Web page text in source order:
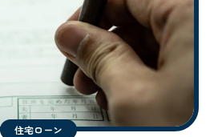
住宅ローン